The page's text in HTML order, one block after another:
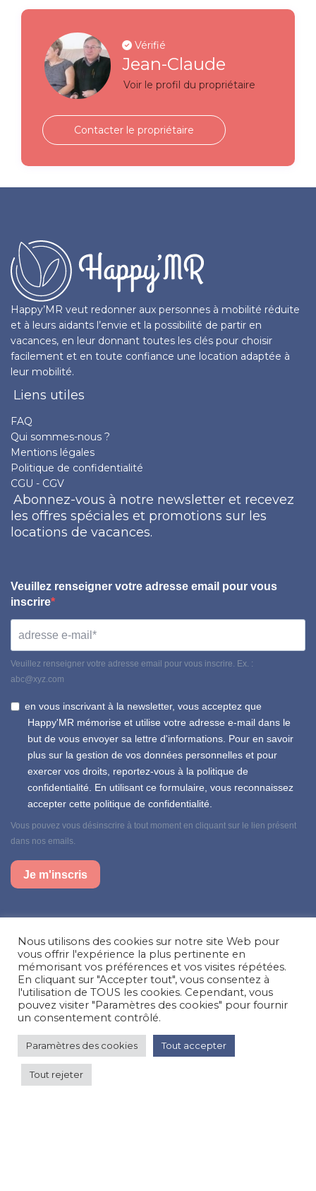
Vérifié
Jean-Claude
Voir le profil du propriétaire
Contacter le propriétaire
Happy’MR veut redonner aux personnes à mobilité réduite
et à leurs aidants l’envie et la possibilité de partir en
vacances, en leur donnant toutes les clés pour choisir
facilement et en toute confiance une location adaptée à
leur mobilité.
Liens utiles
FAQ
Qui sommes-nous ?
Mentions légales
Politique de confidentialité
CGU - CGV
Abonnez-vous à notre newsletter et recevez
les offres spéciales et promotions sur les
locations de vacances.
Veuillez renseigner votre adresse email pour vous
inscrire
Veuillez renseigner votre adresse email pour vous inscrire. Ex. :
abc@xyz.com
en vous inscrivant à la newsletter, vous acceptez que
Happy'MR mémorise et utilise votre adresse e-mail dans le
but de vous envoyer sa lettre d'informations. Pour en savoir
plus sur la gestion de vos données personnelles et pour
exercer vos droits, reportez-vous à la politique de
confidentialité. En utilisant ce formulaire, vous reconnaissez
accepter cette politique de confidentialité.
Vous pouvez vous désinscrire à tout moment en cliquant sur le lien présent
dans nos emails.
Je m'inscris
Facebook
Instagram
LinkedIn
Besoin d’aide, une question ?
Nous contacter
© Happy'MR - Tous droits réservés - Une création
Nous utilisons des cookies sur notre site Web pour
vous offrir l'expérience la plus pertinente en
mémorisant vos préférences et vos visites répétées.
En cliquant sur "Accepter tout", vous consentez à
l'utilisation de TOUS les cookies. Cependant, vous
pouvez visiter "Paramètres des cookies" pour fournir
un consentement contrôlé.
Paramètres des cookies Tout accepter
Tout rejeter
Basse saison 60 €
nuit